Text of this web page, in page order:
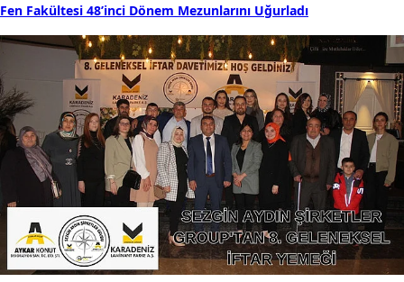
Fen Fakültesi 48’inci Dönem Mezunlarını Uğurladı